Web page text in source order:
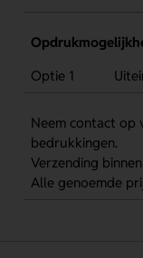
Optie 1
Neem contact op
bedrukkingen.
Verzending
Alle genoemde